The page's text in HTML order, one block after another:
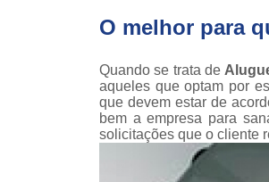
O melhor para
Quando se trata de
aqueles que optam por
que devem estar de
bem a empresa para
solicitações que o cliente